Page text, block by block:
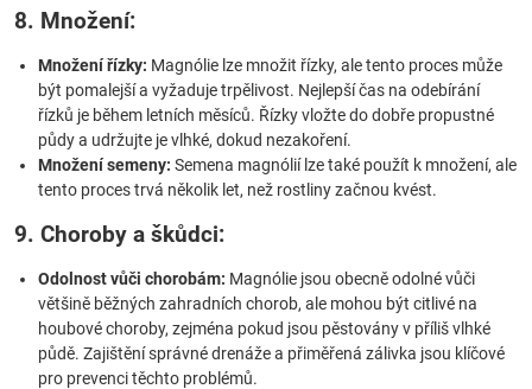
8. Množení:
Množení řízky: Magnólie lze množit řízky, ale tento proces může
být pomalejší a vyžaduje trpělivost. Nejlepší čas na odebírání
řízků je během letních měsíců. Řízky vložte do dobře propustné
půdy a udržujte je vlhké, dokud nezakoření.
Množení semeny: Semena magnólií lze také použít k množení, ale
tento proces trvá několik let, než rostliny začnou kvést.
9. Choroby a škůdci:
Odolnost vůči chorobám: Magnólie jsou obecně odolné vůči
většině běžných zahradních chorob, ale mohou být citlivé na
houbové choroby, zejména pokud jsou pěstovány v příliš vlhké
půdě. Zajištění správné drenáže a přiměřená zálivka jsou klíčové
pro prevenci těchto problémů.